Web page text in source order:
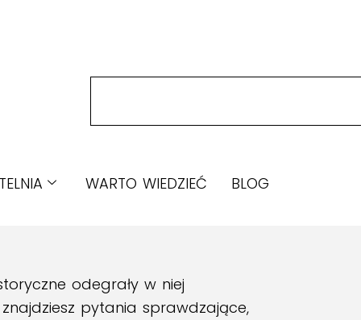
WARTO WIEDZIEĆ BLOG
odegrały w niej
pytania sprawdzające,